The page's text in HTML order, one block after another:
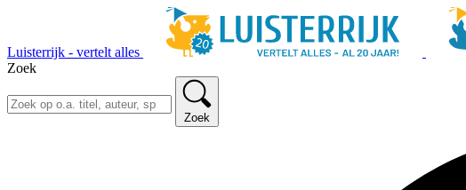
Luisterrijk - vertelt alles
Zoek
Zoek